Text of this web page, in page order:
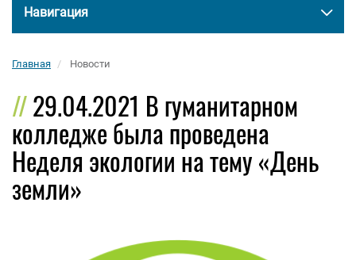
Навигация
Главная Новости
29.04.2021 В гуманитарном
колледже была проведена
Неделя экологии на тему «День
земли»